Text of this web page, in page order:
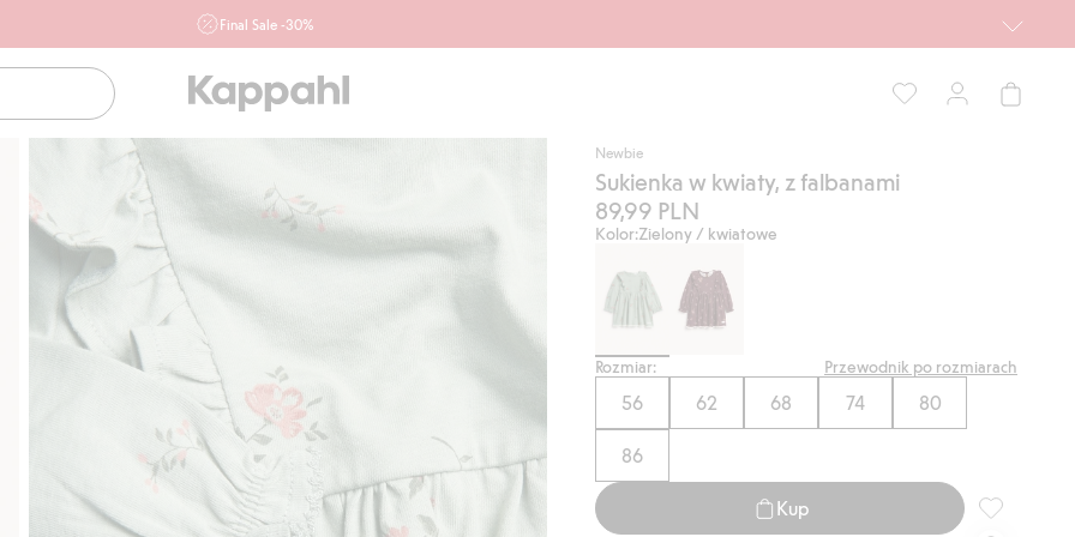
Final Sale -30%
ofertę, również z działu outlet do 10.8 w sklepach Kappahl i
Newbie oraz na kappahl.com. Ofert nie łączymy
Kobieta Mężczyzna
Dziecko
Niemowlę
Newbie
Sukienka w kwiaty, z falbanami
89,99 PLN
Kolor:Zielony / kwiatowe
Rozmiar: Przewodnik po rozmiarach
56 62 68 74 80
86
Kup